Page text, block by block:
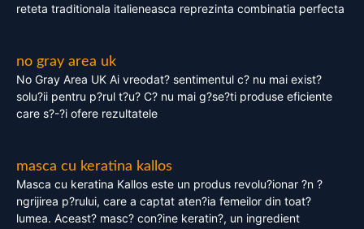
reteta traditionala italieneasca reprezinta combinatia perfecta
no gray area uk
No Gray Area UK Ai vreodat? sentimentul c? nu mai exist?
solu?ii pentru p?rul t?u? C? nu mai g?se?ti produse eficiente
care s?-?i ofere rezultatele
masca cu keratina kallos
Masca cu keratina Kallos este un produs revolu?ionar ?n ?
ngrijirea p?rului, care a captat aten?ia femeilor din toat?
lumea. Aceast? masc? con?ine keratin?, un ingredient